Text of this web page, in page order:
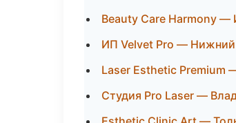
Beauty Care Harmony —
ИП Velvet Pro —
Laser Esthetic Premium
Студия Pro Laser —